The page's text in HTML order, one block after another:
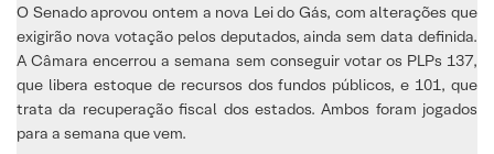
O Senado aprovou ontem a nova Lei do Gás, com alterações que
exigirão nova votação pelos deputados, ainda sem data definida.
A Câmara encerrou a semana sem conseguir votar os PLPs 137,
que libera estoque de recursos dos fundos públicos, e 101, que
trata da recuperação fiscal dos estados. Ambos foram jogados
para a semana que vem.